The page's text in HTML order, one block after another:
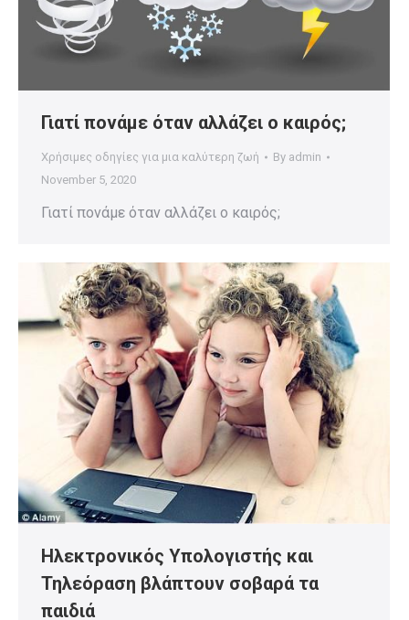
Γιατί πονάμε όταν αλλάζει ο καιρός;
Χρήσιμες οδηγίες για μια καλύτερη ζωή By admin
November 5, 2020
Γιατί πονάμε όταν αλλάζει ο καιρός;
Ηλεκτρονικός Υπολογιστής και
Τηλεόραση βλάπτουν σοβαρά τα
παιδιά